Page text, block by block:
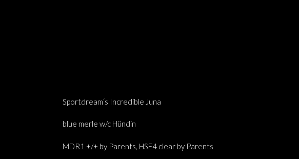
Sportdream‘s Incredible Juna
blue merle w/c Hündin
MDR1 +/+ by Parents, HSF4 clear by Parents